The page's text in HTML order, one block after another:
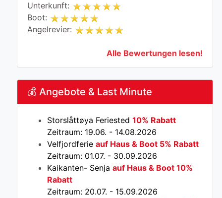
Unterkunft:
Boot:
Angelrevier:
Alle Bewertungen lesen!
💰 Angebote & Last Minute
Storslåttøya Feriested 10% Rabatt
Zeitraum: 19.06. - 14.08.2026
Velfjordferie auf Haus & Boot 5% Rabatt
Zeitraum: 01.07. - 30.09.2026
Kaikanten- Senja auf Haus & Boot 10%
Rabatt
Zeitraum: 20.07. - 15.09.2026